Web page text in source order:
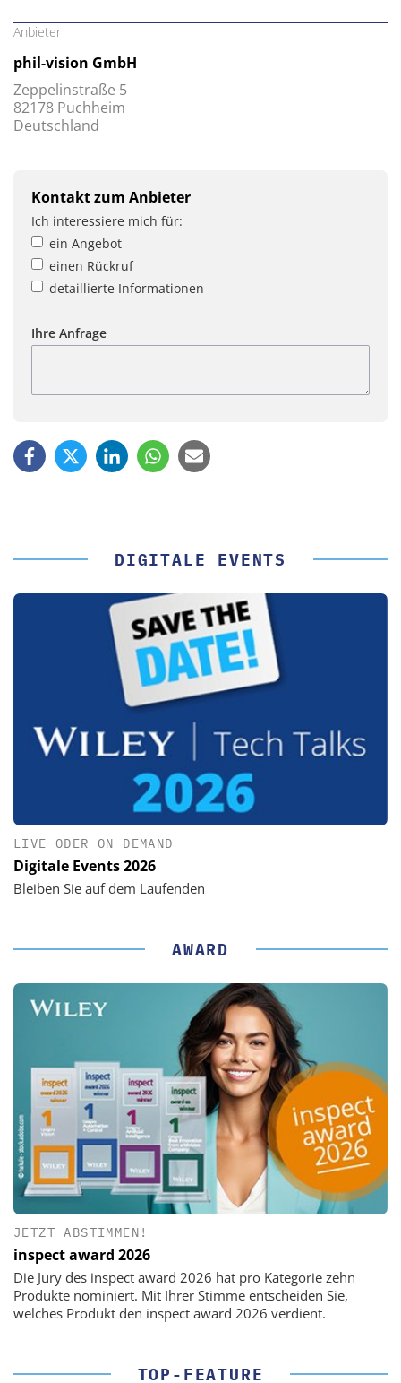
Anbieter
phil-vision GmbH
Zeppelinstraße 5
82178 Puchheim
Deutschland
Kontakt zum Anbieter
Ich interessiere mich für:
ein Angebot
einen Rückruf
detaillierte Informationen
Ihre Anfrage
DIGITALE EVENTS
LIVE ODER ON DEMAND
Digitale Events 2026
Bleiben Sie auf dem Laufenden
AWARD
JETZT ABSTIMMEN!
inspect award 2026
Die Jury des inspect award 2026 hat pro Kategorie zehn
Produkte nominiert. Mit Ihrer Stimme entscheiden Sie,
welches Produkt den inspect award 2026 verdient.
TOP-FEATURE